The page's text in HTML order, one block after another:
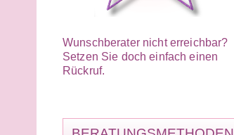
Wunschberater nicht erreichbar?
Setzen Sie doch einfach einen
Rückruf.